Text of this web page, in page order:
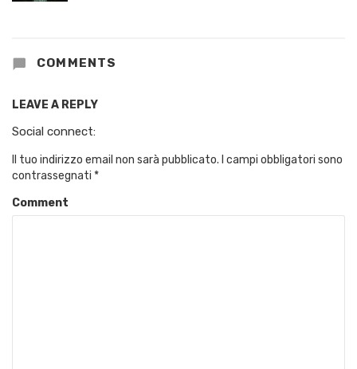
COMMENTS
LEAVE A REPLY
Social connect:
Il tuo indirizzo email non sarà pubblicato. I campi obbligatori sono
contrassegnati *
Comment